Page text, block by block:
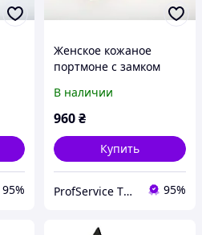
95%
Женское кожаное
портмоне с замком
клатч
В наличии
960₴
Купить
ProfService ТОВ "Профессиональный сервис" 95%